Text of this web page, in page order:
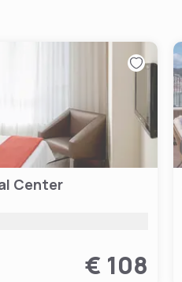
Center
€ 108